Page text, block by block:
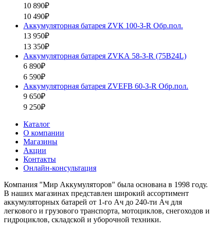
10 890₽
10 490₽
Аккумуляторная батарея ZVК 100-З-R Обр.пол.
13 950₽
13 350₽
Аккумуляторная батарея ZVKА 58-З-R (75B24L)
6 890₽
6 590₽
Аккумуляторная батарея ZVEFB 60-З-R Обр.пол.
9 650₽
9 250₽
Каталог
О компании
Магазины
Акции
Контакты
Онлайн-консультация
Компания "Мир Аккумуляторов" была основана в 1998 году.
В наших магазинах представлен широкий ассортимент
аккумуляторных батарей от 1-го Ач до 240-ти Ач для
легкового и грузового транспорта, мотоциклов, снегоходов и
гидроциклов, складской и уборочной техники.